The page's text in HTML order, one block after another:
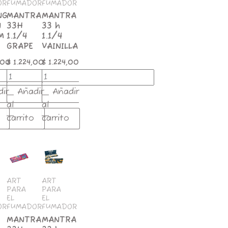
FUMADOR
MANTRA
33H
1.1/4
GRAPE
$1.224,00
Añadir
al
carrito
FUMADOR
MANTRA
33 h
1.1/4
VAINILLA
$1.224,00
Añadir
al
carrito
ART
PARA
EL
FUMADOR
MANTRA
33H
BLUEBERRY
cantidad
ART
PARA
EL
FUMADOR
MANTRA
MANTRA
33
1.1/4
BANANA
cantidad